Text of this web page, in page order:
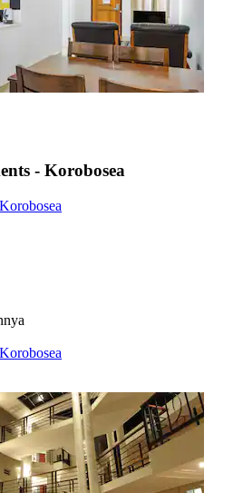
- Korobosea